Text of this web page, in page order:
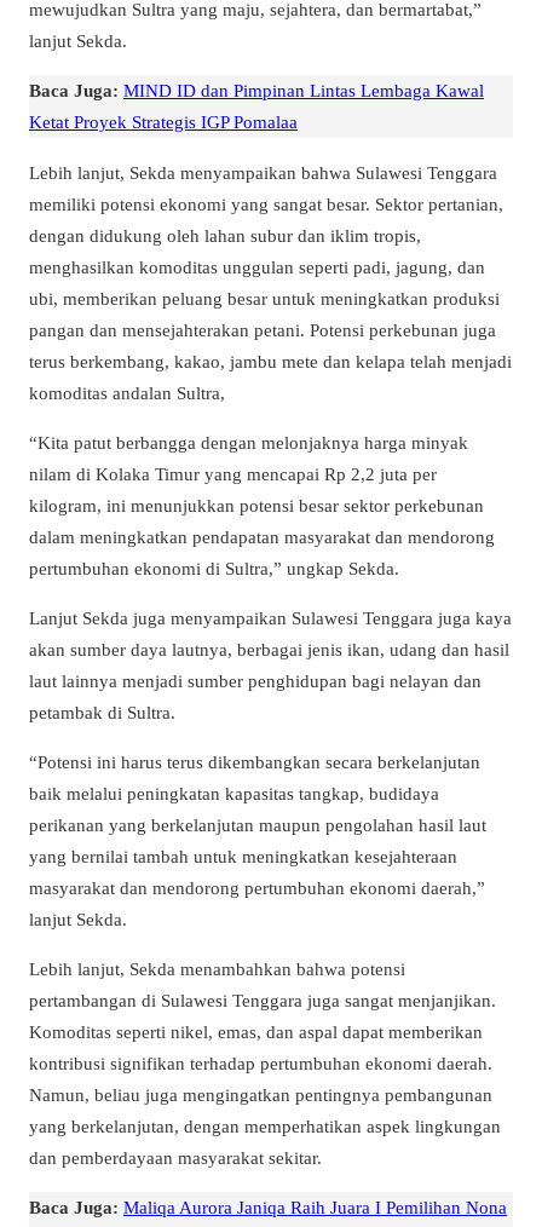
mewujudkan Sultra yang maju, sejahtera, dan bermartabat,”
lanjut Sekda.
Baca Juga: MIND ID dan Pimpinan Lintas Lembaga Kawal
Ketat Proyek Strategis IGP Pomalaa
Lebih lanjut, Sekda menyampaikan bahwa Sulawesi Tenggara
memiliki potensi ekonomi yang sangat besar. Sektor pertanian,
dengan didukung oleh lahan subur dan iklim tropis,
menghasilkan komoditas unggulan seperti padi, jagung, dan
ubi, memberikan peluang besar untuk meningkatkan produksi
pangan dan mensejahterakan petani. Potensi perkebunan juga
terus berkembang, kakao, jambu mete dan kelapa telah menjadi
komoditas andalan Sultra,
“Kita patut berbangga dengan melonjaknya harga minyak
nilam di Kolaka Timur yang mencapai Rp 2,2 juta per
kilogram, ini menunjukkan potensi besar sektor perkebunan
dalam meningkatkan pendapatan masyarakat dan mendorong
pertumbuhan ekonomi di Sultra,” ungkap Sekda.
Lanjut Sekda juga menyampaikan Sulawesi Tenggara juga kaya
akan sumber daya lautnya, berbagai jenis ikan, udang dan hasil
laut lainnya menjadi sumber penghidupan bagi nelayan dan
petambak di Sultra.
“Potensi ini harus terus dikembangkan secara berkelanjutan
baik melalui peningkatan kapasitas tangkap, budidaya
perikanan yang berkelanjutan maupun pengolahan hasil laut
yang bernilai tambah untuk meningkatkan kesejahteraan
masyarakat dan mendorong pertumbuhan ekonomi daerah,”
lanjut Sekda.
Lebih lanjut, Sekda menambahkan bahwa potensi
pertambangan di Sulawesi Tenggara juga sangat menjanjikan.
Komoditas seperti nikel, emas, dan aspal dapat memberikan
kontribusi signifikan terhadap pertumbuhan ekonomi daerah.
Namun, beliau juga mengingatkan pentingnya pembangunan
yang berkelanjutan, dengan memperhatikan aspek lingkungan
dan pemberdayaan masyarakat sekitar.
Baca Juga: Maliqa Aurora Janiqa Raih Juara I Pemilihan Nona